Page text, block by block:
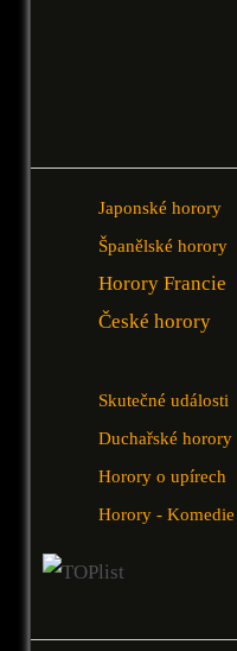
Japonské horory
Španělské horory
Horory Francie
České horory
Skutečné události
Duchařské horory
Horory o upírech
Horory - Komedie